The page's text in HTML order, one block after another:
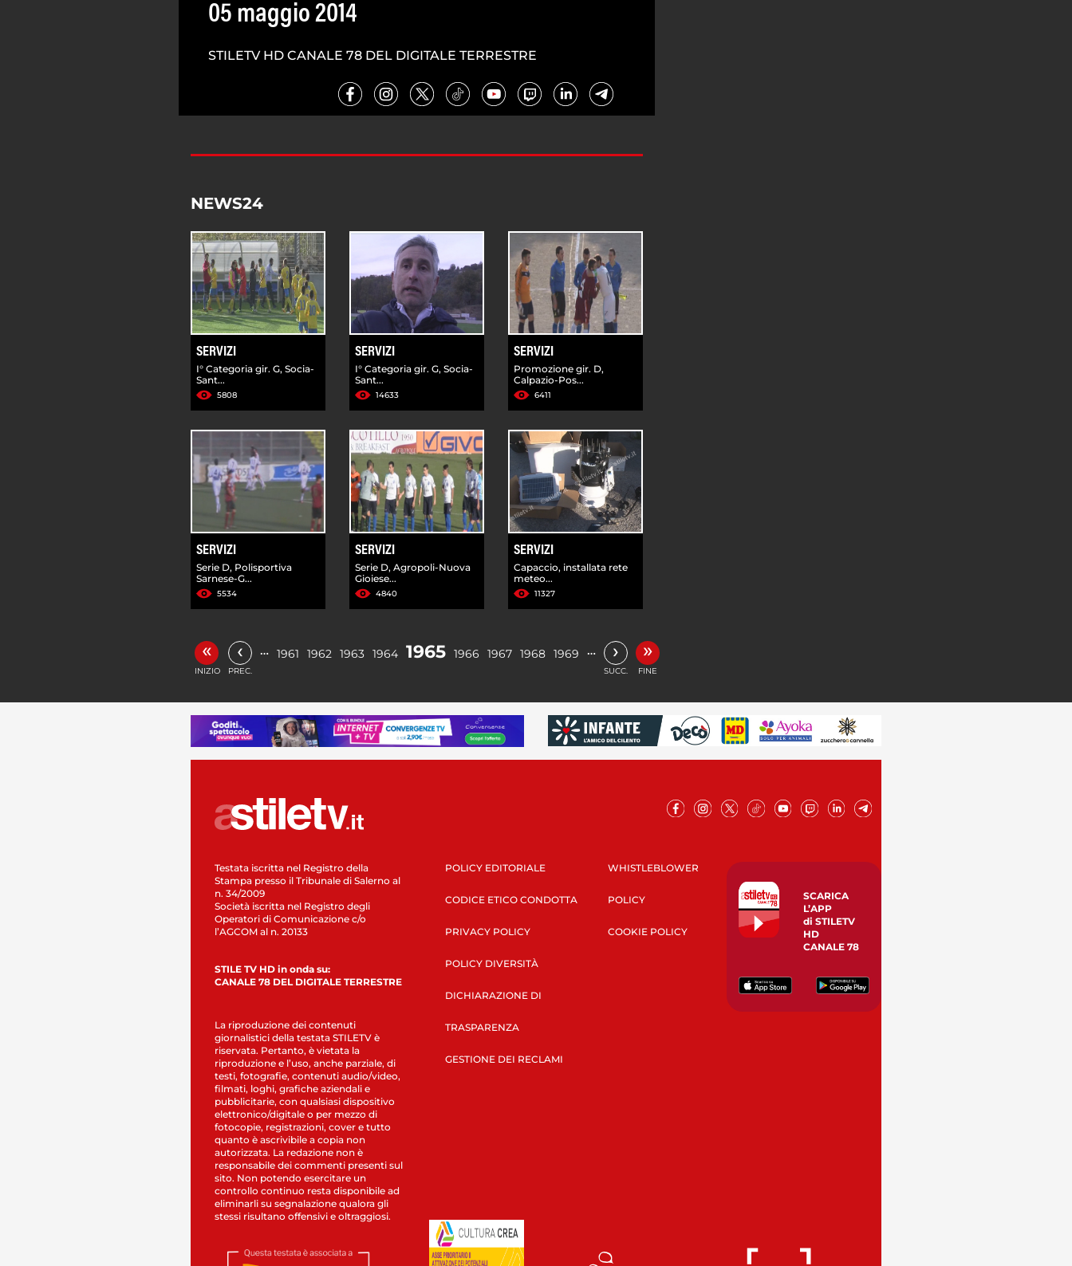
05 maggio 2014
STILETV HD CANALE 78 DEL DIGITALE TERRESTRE
NEWS24
SERVIZI
I° Categoria gir. G, Socia-
Sant...
5808
SERVIZI
I° Categoria gir. G, Socia-
Sant...
14633
SERVIZI
Promozione gir. D,
Calpazio-Pos...
6411
SERVIZI
Serie D, Polisportiva
Sarnese-G...
5534
SERVIZI
Serie D, Agropoli-Nuova
Gioiese...
4840
SERVIZI
Capaccio, installata rete
meteo...
11327
«
INIZIO
‹
PREC.
… 1961 1962 1963 1964 1965 1966 1967 1968 1969 … ›
SUCC.
»
FINE
Testata iscritta nel Registro della
Stampa presso il Tribunale di Salerno al
n. 34/2009
Società iscritta nel Registro degli
Operatori di Comunicazione c/o
l’AGCOM al n. 20133
STILE TV HD in onda su:
CANALE 78 DEL DIGITALE TERRESTRE
La riproduzione dei contenuti
giornalistici della testata STILETV è
riservata. Pertanto, è vietata la
riproduzione e l’uso, anche parziale, di
testi, fotografie, contenuti audio/video,
filmati, loghi, grafiche aziendali e
pubblicitarie, con qualsiasi dispositivo
elettronico/digitale o per mezzo di
fotocopie, registrazioni, cover e tutto
quanto è ascrivibile a copia non
autorizzata. La redazione non è
responsabile dei commenti presenti sul
sito. Non potendo esercitare un
controllo continuo resta disponibile ad
eliminarli su segnalazione qualora gli
stessi risultano offensivi e oltraggiosi.
POLICY EDITORIALE
CODICE ETICO CONDOTTA
PRIVACY POLICY
POLICY DIVERSITÀ
DICHIARAZIONE DI
TRASPARENZA
GESTIONE DEI RECLAMI
WHISTLEBLOWER
POLICY
COOKIE POLICY
SCARICA
L’APP
di STILETV
HD
CANALE 78